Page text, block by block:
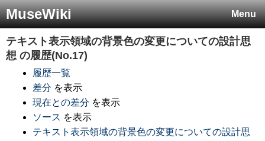
Menu
MuseWiki
テキスト表示領域の背景色の変更についての設計思
想 の履歴(No.17)
履歴一覧
差分 を表示
現在との差分 を表示
ソース を表示
テキスト表示領域の背景色の変更についての設計思